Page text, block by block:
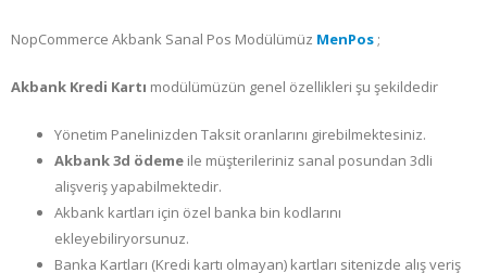
NopCommerce Akbank Sanal Pos Modülümüz MenPos ;
Akbank Kredi Kartı modülümüzün genel özellikleri şu şekildedir
Yönetim Panelinizden Taksit oranlarını girebilmektesiniz.
Akbank 3d ödeme ile müşterileriniz sanal posundan 3dli
alişveriş yapabilmektedir.
Akbank kartları için özel banka bin kodlarını
ekleyebiliryorsunuz.
Banka Kartları (Kredi kartı olmayan) kartları sitenizde alış veriş